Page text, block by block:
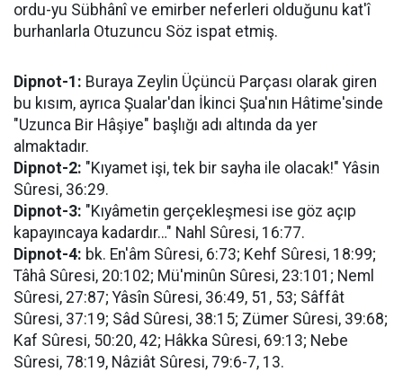
ordu-yu Sübhânî ve emirber neferleri olduğunu kat'î
burhanlarla Otuzuncu Söz ispat etmiş.
Dipnot-1: Buraya Zeylin Üçüncü Parçası olarak giren
bu kısım, ayrıca Şualar'dan İkinci Şua'nın Hâtime'sinde
"Uzunca Bir Hâşiye" başlığı adı altında da yer
almaktadır.
Dipnot-2: "Kıyamet işi, tek bir sayha ile olacak!" Yâsin
Sûresi, 36:29.
Dipnot-3: "Kıyâmetin gerçekleşmesi ise göz açıp
kapayıncaya kadardır…" Nahl Sûresi, 16:77.
Dipnot-4: bk. En'âm Sûresi, 6:73; Kehf Sûresi, 18:99;
Tâhâ Sûresi, 20:102; Mü'minûn Sûresi, 23:101; Neml
Sûresi, 27:87; Yâsîn Sûresi, 36:49, 51, 53; Sâffât
Sûresi, 37:19; Sâd Sûresi, 38:15; Zümer Sûresi, 39:68;
Kaf Sûresi, 50:20, 42; Hâkka Sûresi, 69:13; Nebe
Sûresi, 78:19, Nâziât Sûresi, 79:6-7, 13.